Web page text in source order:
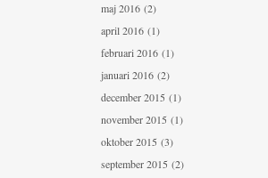
maj 2016 (2)
april 2016 (1)
februari 2016 (1)
januari 2016 (2)
december 2015 (1)
november 2015 (1)
oktober 2015 (3)
september 2015 (2)